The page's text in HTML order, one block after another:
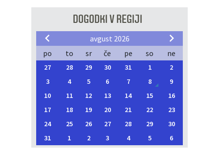
DOGODKI V REGIJI
avgust 2026
po
to sr če pe so ne
27 28 29 30 31 1
2
3
4 5 6 7 8
9
10
11 12 13 14 15
16
17
18 19 20 21 22
23
24
25 26 27 28 29
30
31
1 2 3 4 5 6